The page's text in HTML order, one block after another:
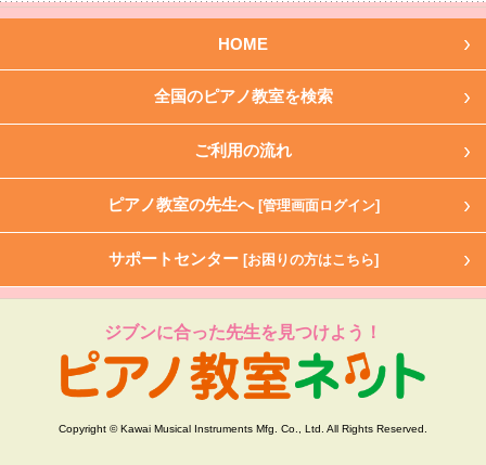
HOME
全国のピアノ教室を検索
ご利用の流れ
ピアノ教室の先生へ [管理画面ログイン]
サポートセンター [お困りの方はこちら]
ジブンに合った先生を見つけよう！
Copyright © Kawai Musical Instruments Mfg. Co., Ltd. All Rights Reserved.